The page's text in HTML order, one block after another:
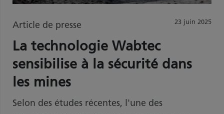
23 juin 2025
Article de presse
La technologie Wabtec
sensibilise à la sécurité dans
les mines
Selon des études récentes, l'une des